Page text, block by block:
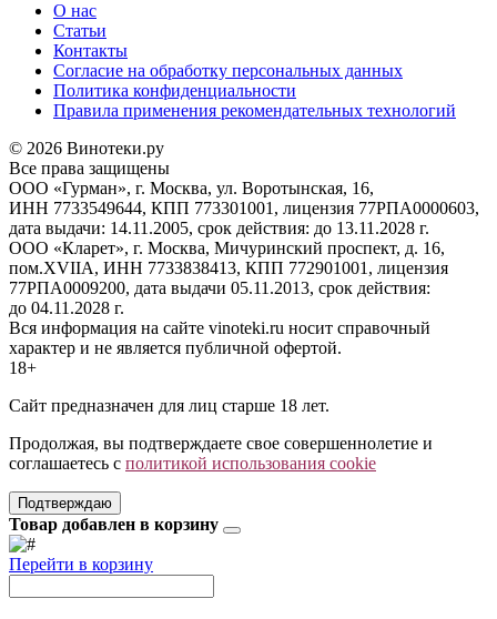
О нас
Статьи
Контакты
Согласие на обработку персональных данных
Политика конфиденциальности
Правила применения рекомендательных технологий
© 2026 Винотеки.ру
Все права защищены
ООО «Гурман», г. Москва, ул. Воротынская, 16,
ИНН 7733549644, КПП 773301001, лицензия 77РПА0000603,
дата выдачи: 14.11.2005, срок действия: до 13.11.2028 г.
ООО «Кларет», г. Москва, Мичуринский проспект, д. 16,
пом.XVIIA, ИНН 7733838413, КПП 772901001, лицензия
77РПА0009200, дата выдачи 05.11.2013, срок действия:
до 04.11.2028 г.
Вся информация на сайте vinoteki.ru носит справочный
характер и не является публичной офертой.
18+
Сайт предназначен для лиц старше 18 лет.
Продолжая, вы подтверждаете свое совершеннолетие и
соглашаетесь с политикой использования cookie
Подтверждаю
Товар добавлен в корзину
Перейти в корзину